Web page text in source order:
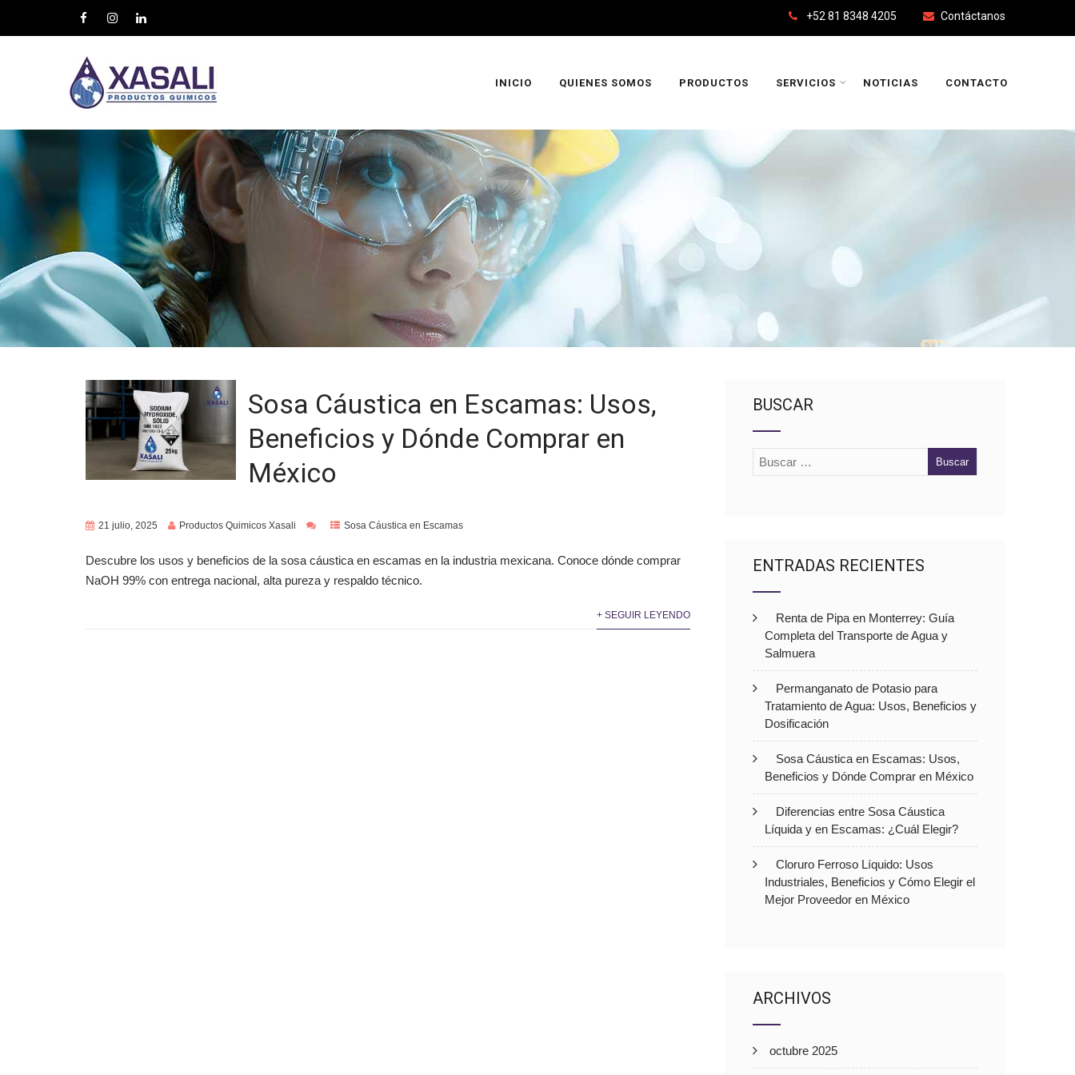
+52 81 8348 4205 Contáctanos
INICIO QUIENES SOMOS PRODUCTOS SERVICIOS NOTICIAS CONTACTO
Sosa Cáustica en Escamas: Usos,
Beneficios y Dónde Comprar en
México
21 julio, 2025 Productos Quimicos Xasali Sosa Cáustica en Escamas
Descubre los usos y beneficios de la sosa cáustica en escamas en la industria mexicana. Conoce dónde comprar
NaOH 99% con entrega nacional, alta pureza y respaldo técnico.
+ SEGUIR LEYENDO
BUSCAR
ENTRADAS RECIENTES
Renta de Pipa en Monterrey: Guía
Completa del Transporte de Agua y
Salmuera
Permanganato de Potasio para
Tratamiento de Agua: Usos, Beneficios y
Dosificación
Sosa Cáustica en Escamas: Usos,
Beneficios y Dónde Comprar en México
Diferencias entre Sosa Cáustica
Líquida y en Escamas: ¿Cuál Elegir?
Cloruro Ferroso Líquido: Usos
Industriales, Beneficios y Cómo Elegir el
Mejor Proveedor en México
ARCHIVOS
octubre 2025